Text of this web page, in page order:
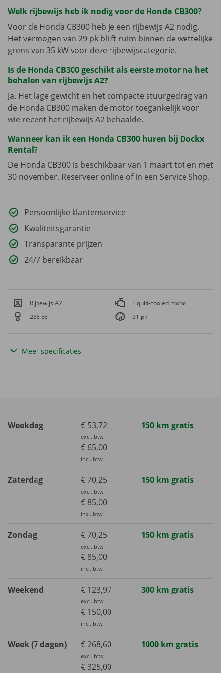
Welk rijbewijs heb ik nodig voor de Honda CB300?
Voor de Honda CB300 heb je een rijbewijs A2 nodig.
Het vermogen van 29 pk blijft ruim binnen de wettelijke
grens van 35 kW voor deze rijbewijscategorie.
Is de Honda CB300 geschikt als eerste motor na het
behalen van rijbewijs A2?
Ja. Het lage gewicht en het compacte stuurgedrag van
de Honda CB300 maken de motor toegankelijk voor
wie recent het rijbewijs A2 behaalde.
Wanneer kan ik een Honda CB300 huren bij Dockx
Rental?
De Honda CB300 is beschikbaar van 1 maart tot en met
30 november. Reserveer online of in een Service Shop.
Persoonlijke klantenservice
Kwaliteitsgarantie
Transparante prijzen
24/7 bereikbaar
Rijbewijs A2
Liquid-cooled mono
286 cc
31 pk
Meer specificaties
Weekdag € 53,72
excl. btw
€ 65,00
incl. btw
150 km gratis
Zaterdag € 70,25
excl. btw
€ 85,00
incl. btw
150 km gratis
Zondag € 70,25
excl. btw
€ 85,00
incl. btw
150 km gratis
Weekend € 123,97
excl. btw
€ 150,00
incl. btw
300 km gratis
Week (7 dagen) € 268,60
excl. btw
€ 325,00
1000 km gratis